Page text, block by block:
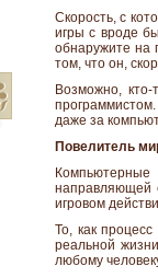
Скорость, с
игры с вроде
обнаружите на
том, что он,
Возможно,
даже за
Повелитель
направляющей
игровом
То, как
реальной
любому